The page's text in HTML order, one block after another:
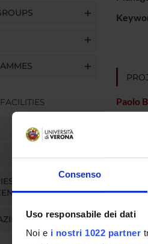
Consenso
Uso responsabile dei dati
Noi e i nostri 1022 partner
AND
Paolo